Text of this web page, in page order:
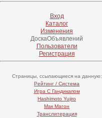
Вход
Каталог
Изменения
ДоскаОбъявлений
Пользователи
Регистрация
Страницы, ссылающиеся на данную:
Рейтинг / Система
Игра С Гандикапом
Hashimoto Yujiro
Мак Магон
Транслитерация